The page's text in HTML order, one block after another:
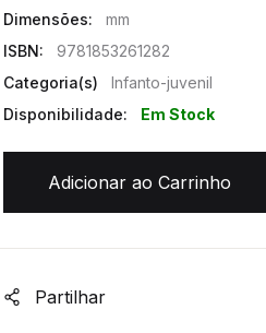
Dimensões:
mm
ISBN:
9781853261282
Categoria(s)
Infanto-juvenil
Disponibilidade:
Em Stock
Adicionar ao Carrinho
Partilhar